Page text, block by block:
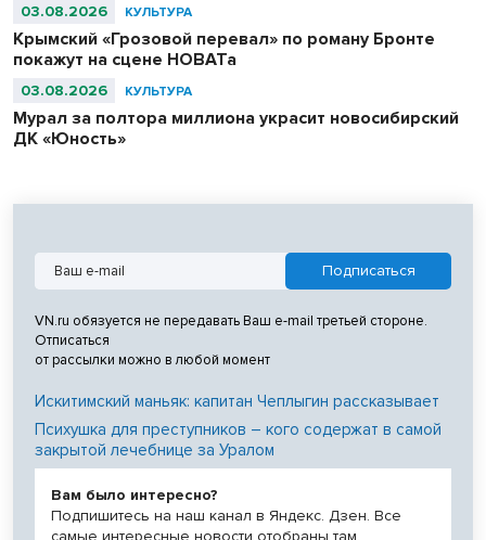
03.08.2026 КУЛЬТУРА
Крымский «Грозовой перевал» по роману Бронте
покажут на сцене НОВАТа
03.08.2026 КУЛЬТУРА
Мурал за полтора миллиона украсит новосибирский
ДК «Юность»
VN.ru обязуется не передавать Ваш e-mail третьей стороне.
Отписаться
от рассылки можно в любой момент
Искитимский маньяк: капитан Чеплыгин рассказывает
Психушка для преступников – кого содержат в самой
закрытой лечебнице за Уралом
Вам было интересно?
Подпишитесь на наш канал в Яндекс. Дзен. Все
самые интересные новости отобраны там.